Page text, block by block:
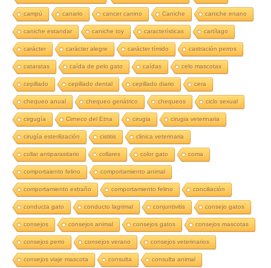
campú canario cancer canino Caniche caniche enano
caniche estandar caniche toy características cartílago
carácter carácter alegre carácter tímido castración perros
cataratas caída de pelo gato caídas celo mascotas
cepillado cepillado dental cepillado diario cera
chequeo anual chequeo geriátrico chequeos ciclo sexual
cirgugía Cirneco del Etna cirugia cirugia veterinaria
cirugía esterilización cistitis clinica veterinaria
collar antiparasitario collares color gato coma
comportaiento felino comportamiento animal
comportamiento extraño comportamiento felino conciliación
conducta gato conducto lagrimal conjuntivitis consejo gatos
consejos consejos animal consejos gatos consejos mascotas
consejos perro consejos verano consejos veterinarios
consejos viaje mascota consulta consulta animal